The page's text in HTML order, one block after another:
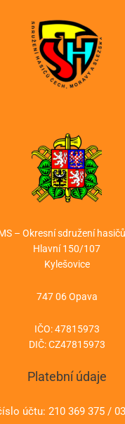
– Okresní sdružení
Hlavní 150/107
Kylešovice
747 06 Opava
IČO: 47815973
DIČ: CZ47815973
Platební údaje
účtu: 210 369 375 /